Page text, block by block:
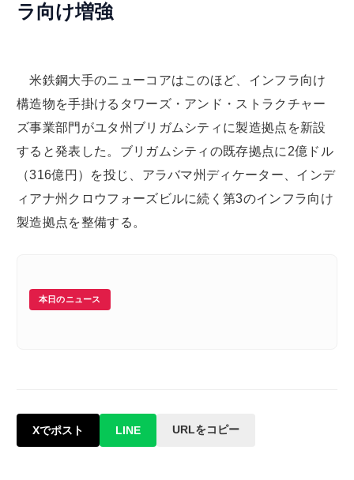
ラ向け増強
米鉄鋼大手のニューコアはこのほど、インフラ向け
構造物を手掛けるタワーズ・アンド・ストラクチャー
ズ事業部門がユタ州ブリガムシティに製造拠点を新設
すると発表した。ブリガムシティの既存拠点に2億ドル
（316億円）を投じ、アラバマ州ディケーター、インデ
ィアナ州クロウフォーズビルに続く第3のインフラ向け
製造拠点を整備する。
本日のニュース
Xでポスト LINE URLをコピー